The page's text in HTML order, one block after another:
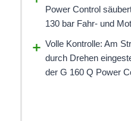
Power Control
130 bar Fahr- und
Volle Kontrolle: Am
durch Drehen
der G 160 Q Power